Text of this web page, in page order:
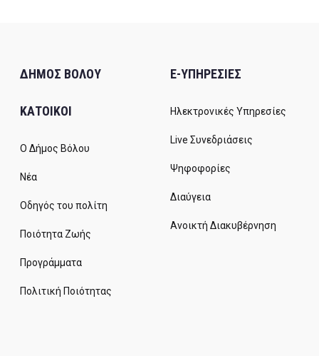
ΔΗΜΟΣ ΒΟΛΟΥ
ΚΑΤΟΙΚΟΙ
Ο Δήμος Βόλου
Νέα
Οδηγός του πολίτη
Ποιότητα Ζωής
Προγράμματα
Πολιτική Ποιότητας
E-ΥΠΗΡΕΣΙΕΣ
Ηλεκτρονικές Υπηρεσίες
Live Συνεδριάσεις
Ψηφοφορίες
Διαύγεια
Ανοικτή Διακυβέρνηση